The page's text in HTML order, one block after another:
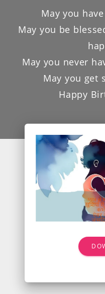
May you
May you be
May you never
May you get
Happy